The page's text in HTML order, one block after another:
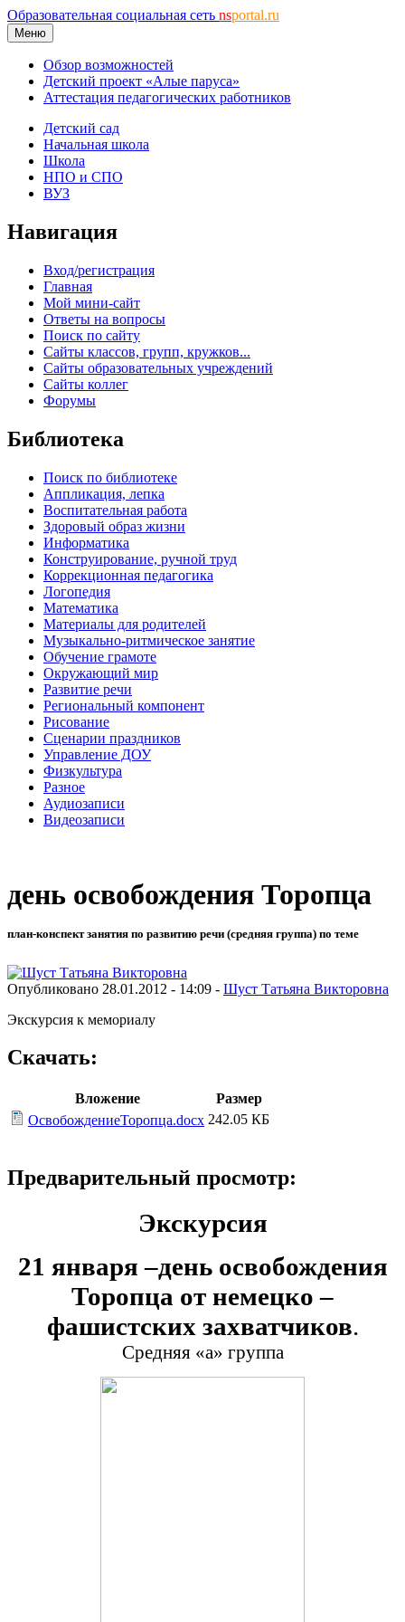
Образовательная социальная сеть nsportal.ru
Меню
Обзор возможностей
Детский проект «Алые паруса»
Аттестация педагогических работников
Детский сад
Начальная школа
Школа
НПО и СПО
ВУЗ
Навигация
Вход/регистрация
Главная
Мой мини-сайт
Ответы на вопросы
Поиск по сайту
Сайты классов, групп, кружков...
Сайты образовательных учреждений
Сайты коллег
Форумы
Библиотека
Поиск по библиотеке
Аппликация, лепка
Воспитательная работа
Здоровый образ жизни
Информатика
Конструирование, ручной труд
Коррекционная педагогика
Логопедия
Математика
Материалы для родителей
Музыкально-ритмическое занятие
Обучение грамоте
Окружающий мир
Развитие речи
Региональный компонент
Рисование
Сценарии праздников
Управление ДОУ
Физкультура
Разное
Аудиозаписи
Видеозаписи
день освобождения Торопца
план-конспект занятия по развитию речи (средняя группа) по теме
Опубликовано 28.01.2012 - 14:09 - Шуст Татьяна Викторовна
Экскурсия к мемориалу
Скачать:
Вложение
Размер
ОсвобождениеТоропца.docx 242.05 КБ
Предварительный просмотр:
Экскурсия
21 января –день освобождения
Торопца от немецко –
фашистских захватчиков.
Средняя «а» группа